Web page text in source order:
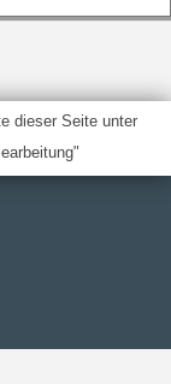
dieser Seite unter